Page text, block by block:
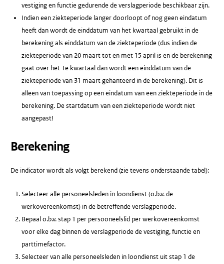
vestiging en functie gedurende de verslagperiode beschikbaar zijn.
Indien een ziekteperiode langer doorloopt of nog geen eindatum
heeft dan wordt de einddatum van het kwartaal gebruikt in de
berekening als einddatum van de ziekteperiode (dus indien de
ziekteperiode van 20 maart tot en met 15 april is en de berekening
gaat over het 1e kwartaal dan wordt een einddatum van de
ziekteperiode van 31 maart gehanteerd in de berekening). Dit is
alleen van toepassing op een eindatum van een ziekteperiode in de
berekening. De startdatum van een ziekteperiode wordt niet
aangepast!
Berekening
De indicator wordt als volgt berekend (zie tevens onderstaande tabel):
Selecteer alle personeelsleden in loondienst (o.b.v. de
werkovereenkomst) in de betreffende verslagperiode.
Bepaal o.b.v. stap 1 per persooneelslid per werkovereenkomst
voor elke dag binnen de verslagperiode de vestiging, functie en
parttimefactor.
Selecteer van alle personeelsleden in loondienst uit stap 1 de